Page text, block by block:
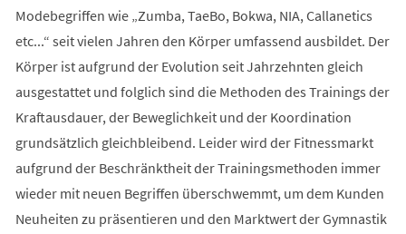
Modebegriffen wie „Zumba, TaeBo, Bokwa, NIA, Callanetics
etc...“ seit vielen Jahren den Körper umfassend ausbildet. Der
Körper ist aufgrund der Evolution seit Jahrzehnten gleich
ausgestattet und folglich sind die Methoden des Trainings der
Kraftausdauer, der Beweglichkeit und der Koordination
grundsätzlich gleichbleibend. Leider wird der Fitnessmarkt
aufgrund der Beschränktheit der Trainingsmethoden immer
wieder mit neuen Begriffen überschwemmt, um dem Kunden
Neuheiten zu präsentieren und den Marktwert der Gymnastik